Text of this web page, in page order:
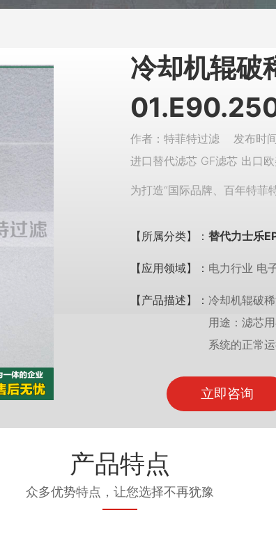
冷却机辊破
作者：特菲特过滤 发布时
进口替代滤芯 GF滤芯 出口
为打造“国际品牌、百年特菲
【所属分类】： 替代力士乐
【应用领域】： 电力行业 电
【产品描述】： 冷却机辊破
用途：滤芯
系统的正常
立即咨询
产品特点
众多优势特点，让您选择不再犹豫